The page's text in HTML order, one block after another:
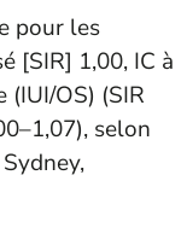
pour les
[SIR] 1,00, IC à
OS) (SIR
selon